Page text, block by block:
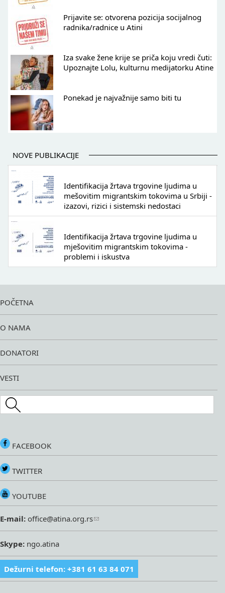
Prijavite se: otvorena pozicija socijalnog
radnika/radnice u Atini
Iza svake žene krije se priča koju vredi čuti:
Upoznajte Lolu, kulturnu medijatorku Atine
Ponekad je najvažnije samo biti tu
NOVE PUBLIKACIJE
Identifikacija žrtava trgovine ljudima u
mešovitim migrantskim tokovima u Srbiji -
izazovi, rizici i sistemski nedostaci
Identifikacija žrtava trgovine ljudima u
mješovitim migrantskim tokovima -
problemi i iskustva
POČETNA
O NAMA
DONATORI
VESTI
Search this site
FACEBOOK
TWITTER
YOUTUBE
E-mail: office@atina.org.rs
Skype: ngo.atina
Dežurni telefon: +381 61 63 84 071